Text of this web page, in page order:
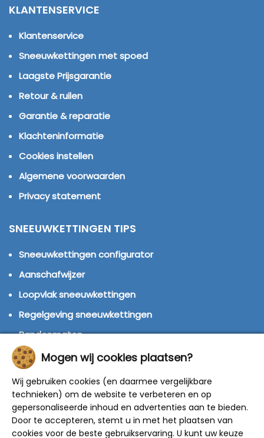
KLANTENSERVICE
Klantenservice
Sneeuwkettingen met spoed
Laagste Prijsgarantie
Retour & ruilen
Garantie & reparatie
Klachteninformatie
Cookies instellen
Algemene voorwaarden
Privacy statement
SNEEUWKETTINGEN TIPS
Sneeuwkettingen configurator
Aanschafwijzer
Loopvlak sneeuwkettingen
Regelgeving sneeuwkettingen
Bandenmaten
Montage handleidingen
Winterbanden
© 2014 - 2025 Sneeuwkettingen4u - Alle rechten
Mogen wij cookies plaatsen?
Wij gebruiken cookies (en daarmee vergelijkbare
technieken) om de website te verbeteren en op
gepersonaliseerde inhoud en advertenties aan te bieden.
Door te accepteren, stemt u in met het plaatsen van
cookies voor de beste gebruikservaring. U kunt uw keuze